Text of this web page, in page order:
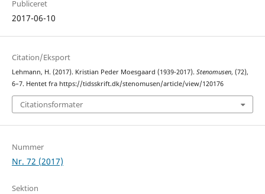
Publiceret
2017-06-10
Citation/Eksport
Lehmann, H. (2017). Kristian Peder Moesgaard (1939-2017). Stenomusen, (72),
6–7. Hentet fra https://tidsskrift.dk/stenomusen/article/view/120176
Citationsformater
Nummer
Nr. 72 (2017)
Sektion